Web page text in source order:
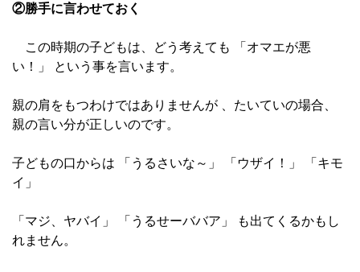
②勝手に言わせておく
この時期の子どもは、どう考えても 「オマエが悪
い！」 という事を言います。
親の肩をもつわけではありませんが 、たいていの場合、
親の言い分が正しいのです。
子どもの口からは 「うるさいな～」 「ウザイ！」 「キモ
イ」
「マジ、ヤバイ」 「うるせーババア」 も出てくるかもし
れません。